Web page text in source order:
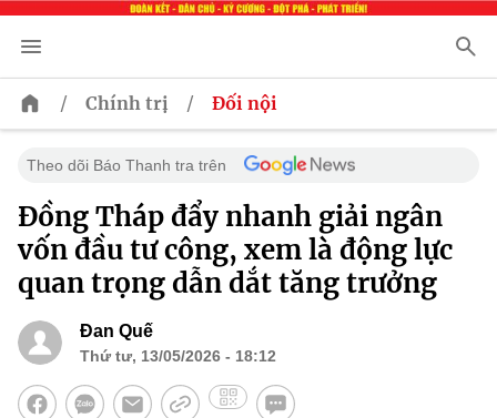
/ Chính trị / Đối nội
Theo dõi Báo Thanh tra trên
Đồng Tháp đẩy nhanh giải ngân
vốn đầu tư công, xem là động lực
quan trọng dẫn dắt tăng trưởng
Đan Quế
Thứ tư, 13/05/2026 - 18:12